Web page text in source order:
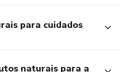
para cuidados
naturais para a